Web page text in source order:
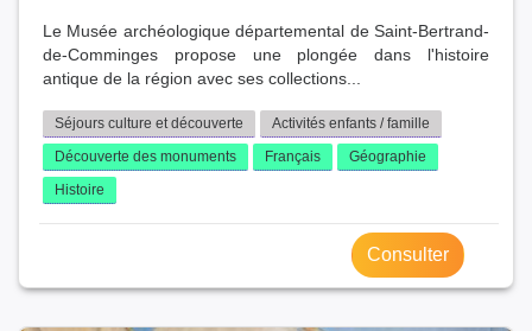
Le Musée archéologique départemental de Saint-Bertrand-
de-Comminges propose une plongée dans l'histoire
antique de la région avec ses collections...
Séjours culture et découverte
Activités enfants / famille
Découverte des monuments
Français
Géographie
Histoire
Consulter